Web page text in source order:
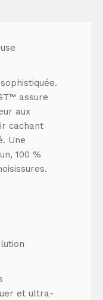
assure
aux
cachant
Une
100 %
et ultra-